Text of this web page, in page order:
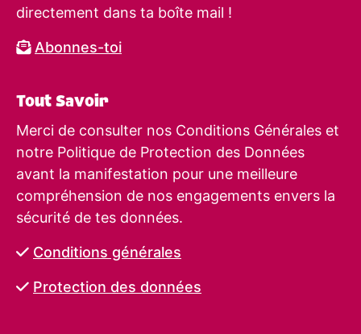
directement dans ta boîte mail !
Abonnes-toi
Tout Savoir
Merci de consulter nos Conditions Générales et
notre Politique de Protection des Données
avant la manifestation pour une meilleure
compréhension de nos engagements envers la
sécurité de tes données.
Conditions générales
Protection des données